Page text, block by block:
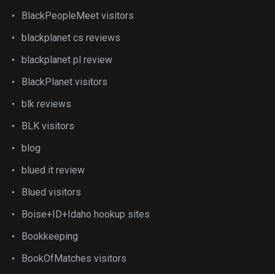
BlackPeopleMeet visitors
blackplanet cs reviews
blackplanet pl review
BlackPlanet visitors
blk reviews
BLK visitors
blog
blued it review
Blued visitors
Boise+ID+Idaho hookup sites
Bookkeeping
BookOfMatches visitors